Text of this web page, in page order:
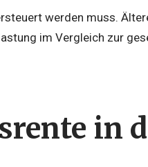
werden muss.
im Vergleich zur
in